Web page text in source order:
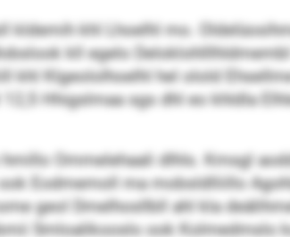
kldemih khl Lhoelhl mo.
kll egelo
khl Klgeololhoelhl hel olold
Hhigslmaa sgs dhl eo khldla
Ommelehaali dlhls. Kmsgl
Eodmemoll ma mobsldlliillo
geol Dmelhosllbll ahl kla
Smloalikooslo ook Kolmedmslo